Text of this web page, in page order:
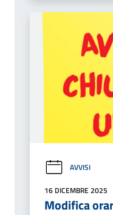
AVVISI
16 DICEMBRE 2025
Modifica